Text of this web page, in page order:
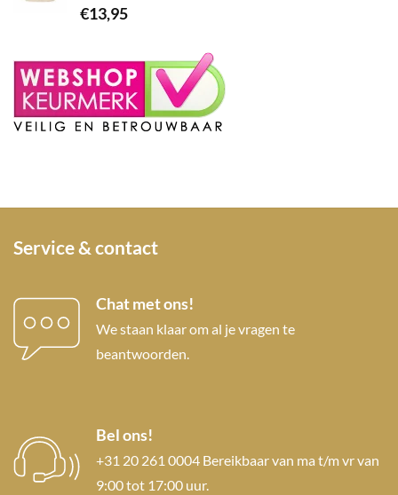
€13,95
Service & contact
Chat met ons!
We staan klaar om al je vragen te
beantwoorden.
Bel ons!
+31 20 261 0004 Bereikbaar van ma t/m vr van
9:00 tot 17:00 uur.